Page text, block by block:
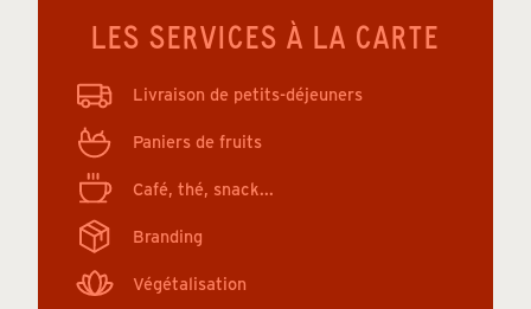
LES SERVICES À LA CARTE
Livraison de petits-déjeuners
Paniers de fruits
Café, thé, snack...
Branding
Végétalisation